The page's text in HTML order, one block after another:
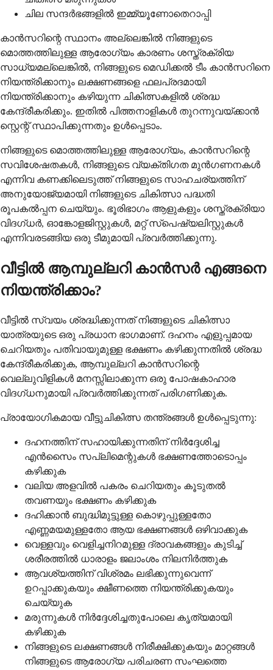
ചില സന്ദർഭങ്ങളിൽ ഇമ്മ്യൂണോതെറാപ്പി
കാൻസറിന്റെ സ്ഥാനം അല്ലെങ്കിൽ നിങ്ങളുടെ
മൊത്തത്തിലുള്ള ആരോഗ്യം കാരണം ശസ്ത്രക്രിയ
സാധ്യമല്ലെങ്കിൽ, നിങ്ങളുടെ മെഡിക്കൽ ടീം കാൻസറിനെ
നിയന്ത്രിക്കാനും ലക്ഷണങ്ങളെ ഫലപ്രദമായി
നിയന്ത്രിക്കാനും കഴിയുന്ന ചികിത്സകളിൽ ശ്രദ്ധ
കേന്ദ്രീകരിക്കും. ഇതിൽ പിത്തനാളികൾ തുറന്നുവയ്ക്കാൻ
സ്റ്റെന്റ് സ്ഥാപിക്കുന്നതും ഉൾപ്പെടാം.
നിങ്ങളുടെ മൊത്തത്തിലുള്ള ആരോഗ്യം, കാൻസറിന്റെ
സവിശേഷതകൾ, നിങ്ങളുടെ വ്യക്തിഗത മുൻഗണനകൾ
എന്നിവ കണക്കിലെടുത്ത് നിങ്ങളുടെ സാഹചര്യത്തിന്
അനുയോജ്യമായി നിങ്ങളുടെ ചികിത്സാ പദ്ധതി
രൂപകൽപ്പന ചെയ്യും. ഭൂരിഭാഗം ആളുകളും ശസ്ത്രക്രിയാ
വിദഗ്ധർ, ഓങ്കോളജിസ്റ്റുകൾ, മറ്റ് സ്പെഷ്യലിസ്റ്റുകൾ
എന്നിവരടങ്ങിയ ഒരു ടീമുമായി പ്രവർത്തിക്കുന്നു.
വീട്ടിൽ ആമ്പുല്ലറി കാൻസർ എങ്ങനെ
നിയന്ത്രിക്കാം?
വീട്ടിൽ സ്വയം ശ്രദ്ധിക്കുന്നത് നിങ്ങളുടെ ചികിത്സാ
യാത്രയുടെ ഒരു പ്രധാന ഭാഗമാണ്. ദഹനം എളുപ്പമായ
ചെറിയതും പതിവായുമുള്ള ഭക്ഷണം കഴിക്കുന്നതിൽ ശ്രദ്ധ
കേന്ദ്രീകരിക്കുക, ആമ്പുല്ലറി കാൻസറിന്റെ
വെല്ലുവിളികൾ മനസ്സിലാക്കുന്ന ഒരു പോഷകാഹാര
വിദഗ്ധനുമായി പ്രവർത്തിക്കുന്നത് പരിഗണിക്കുക.
പ്രായോഗികമായ വീട്ടുചികിത്സ തന്ത്രങ്ങൾ ഉൾപ്പെടുന്നു:
ദഹനത്തിന് സഹായിക്കുന്നതിന് നിർദ്ദേശിച്ച
എൻസൈം സപ്ലിമെന്റുകൾ ഭക്ഷണത്തോടൊപ്പം
കഴിക്കുക
വലിയ അളവിൽ പകരം ചെറിയതും കൂടുതൽ
തവണയും ഭക്ഷണം കഴിക്കുക
ദഹിക്കാൻ ബുദ്ധിമുട്ടുള്ള കൊഴുപ്പുള്ളതോ
എണ്ണമയമുള്ളതോ ആയ ഭക്ഷണങ്ങൾ ഒഴിവാക്കുക
വെള്ളവും വെളിച്ചനിറമുള്ള ദ്രാവകങ്ങളും കുടിച്ച്
ശരീരത്തിൽ ധാരാളം ജലാംശം നിലനിർത്തുക
ആവശ്യത്തിന് വിശ്രമം ലഭിക്കുന്നുവെന്ന്
ഉറപ്പാക്കുകയും ക്ഷീണത്തെ നിയന്ത്രിക്കുകയും
ചെയ്യുക
മരുന്നുകൾ നിർദ്ദേശിച്ചതുപോലെ കൃത്യമായി
കഴിക്കുക
നിങ്ങളുടെ ലക്ഷണങ്ങൾ നിരീക്ഷിക്കുകയും മാറ്റങ്ങൾ
നിങ്ങളുടെ ആരോഗ്യ പരിചരണ സംഘത്തെ